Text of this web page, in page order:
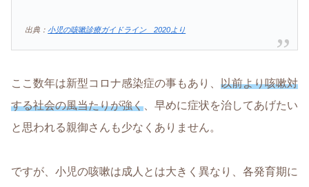
出典：小児の咳嗽診療ガイドライン 2020より
ここ数年は新型コロナ感染症の事もあり、 以前より咳嗽対
する社会の風当たりが強く 、早めに症状を治してあげたい
と思われる親御さんも少なくありません。
ですが、小児の咳嗽は成人とは大きく異なり、各発育期に